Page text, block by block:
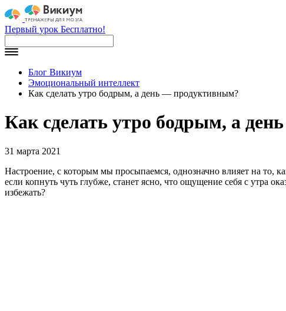
Первый урок Бесплатно!
Блог Викиум
Эмоциональный интеллект
Как сделать утро бодрым, а день — продуктивным?
Как сделать утро бодрым, а
31 марта 2021
Настроение, с которым мы просыпаемся, однозначно влияет на то,
если копнуть чуть глубже, станет ясно, что ощущение себя с утра
избежать?